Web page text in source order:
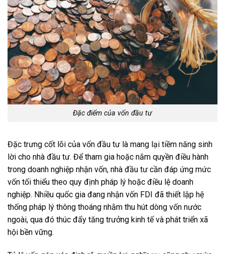
Đặc điểm của vốn đầu tư
Đặc trưng cốt lõi của vốn đầu tư là mang lại tiềm năng sinh
lời cho nhà đầu tư. Để tham gia hoặc nắm quyền điều hành
trong doanh nghiệp nhận vốn, nhà đầu tư cần đáp ứng mức
vốn tối thiểu theo quy định pháp lý hoặc điều lệ doanh
nghiệp. Nhiều quốc gia đang nhận vốn FDI đã thiết lập hệ
thống pháp lý thông thoáng nhằm thu hút dòng vốn nước
ngoài, qua đó thúc đẩy tăng trưởng kinh tế và phát triển xã
hội bền vững.